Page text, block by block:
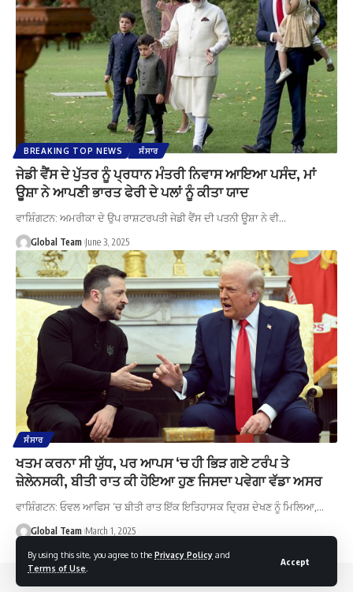
By using this site, you agree to the Privacy Policy and
Terms of Use
Accept
BREAKING TOP NEWS ਸੰਸਾਰ
ਜੇਡੀ ਵੈਂਸ ਦੇ ਪੁੱਤਰ ਨੂੰ ਪ੍ਰਧਾਨ ਮੰਤਰੀ ਨਿਵਾਸ ਆਇਆ ਪਸੰਦ, ਮਾਂ
ਊਸ਼ਾ ਨੇ ਆਪਣੀ ਭਾਰਤ ਫੇਰੀ ਦੇ ਪਲਾਂ ਨੂੰ ਕੀਤਾ ਯਾਦ
ਵਾਸ਼ਿੰਗਟਨ: ਅਮਰੀਕਾ ਦੇ ਉਪ ਰਾਸ਼ਟਰਪਤੀ ਜੇਡੀ ਵੈਂਸ ਦੀ ਪਤਨੀ ਊਸ਼ਾ ਨੇ ਵੀ…
Global Team June 3, 2025
ਸੰਸਾਰ
ਖਤਮ ਕਰਨਾ ਸੀ ਯੁੱਧ, ਪਰ ਆਪਸ ‘ਚ ਹੀ ਭਿੜ ਗਏ ਟਰੰਪ ਤੇ
ਜ਼ੇਲੇਨਸਕੀ, ਬੀਤੀ ਰਾਤ ਕੀ ਹੋਇਆ ਹੁਣ ਜਿਸਦਾ ਪਵੇਗਾ ਵੱਡਾ ਅਸਰ
ਵਾਸ਼ਿੰਗਟਨ: ਓਵਲ ਆਫਿਸ ‘ਚ ਬੀਤੀ ਰਾਤ ਇੱਕ ਇਤਿਹਾਸਕ ਦ੍ਰਿਸ਼ ਦੇਖਣ ਨੂੰ ਮਿਲਿਆ,…
Global Team March 1, 2025